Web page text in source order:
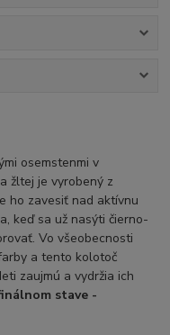
osemstenmi v
žltej je vyrobený z
ho zavesiť nad aktívnu
keď sa už nasýti čierno-
Vo všeobecnosti
a tento kolotoč
zaujmú a vydržia ich
stave -